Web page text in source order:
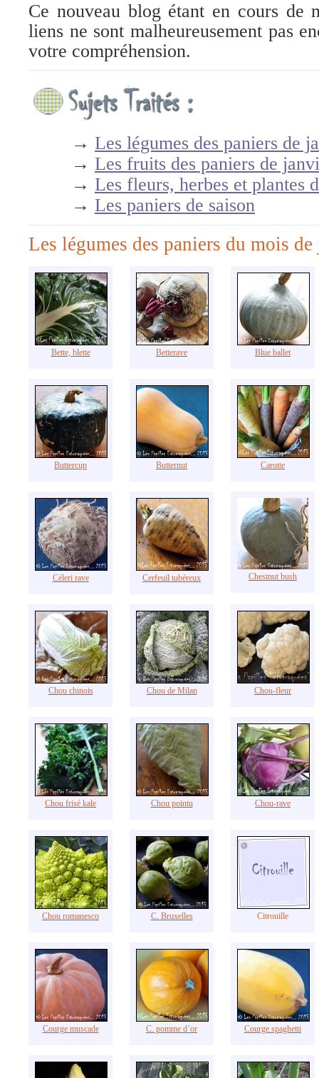
Ce nouveau blog étant en cours de
liens ne sont malheureusement pas
votre compréhension.
→ Les légumes des paniers de
→ Les fruits des paniers de
→ Les fleurs, herbes et plantes
→ Les paniers de saison
Les légumes des paniers du mois
Bette, blette Betterave Blue ballet
Buttercup Butternut Carotte
Céleri rave Cerfeuil tubéreux Chestnut bush
Chou chinois Chou de Milan Chou-fleur
Chou frisé kale Chou pointu Chou-rave
Chou romanesco C. Bruxelles Citrouille
Courge muscade C. pomme d’or Courge spaghetti